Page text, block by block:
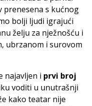
prenesena s kućnog
bolji ljudi igrajući
želju za nježnošću i
ubrzanom i surovom
najavljen i prvi broj
voditi u unutrašnji
kako teatar nije